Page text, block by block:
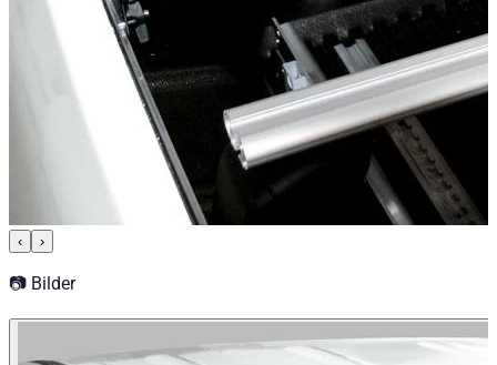
‹ ›
📷 Bilder